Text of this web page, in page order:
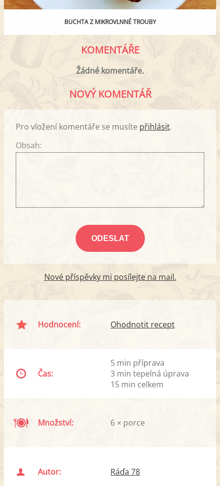
BUCHTA Z MIKROVLNNÉ TROUBY
KOMENTÁŘE
Žádné komentáře.
NOVÝ KOMENTÁŘ
Pro vložení komentáře se musíte přihlásit.
Obsah:
Nové příspěvky mi posílejte na mail.
Hodnocení: Ohodnotit recept
Čas:
5 min příprava
3 min tepelná úprava
15 min celkem
Množství: 6 × porce
Autor: Ráďa 78